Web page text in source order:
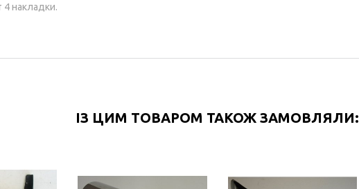
накладки.
ІЗ ЦИМ ТОВАРОМ ТАКОЖ ЗАМОВЛЯЛИ: